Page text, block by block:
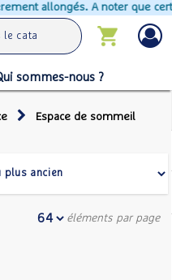
allongés. A noter que
sommes-nous ?
Espace de sommeil
éléments par page